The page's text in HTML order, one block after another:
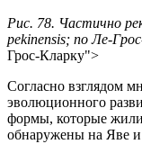
Рис. 78. Частично
pekinensis; по Ле-
Грос-Кларку">
Согласно взглядом
эволюционного
формы, которые
обнаружены на Яве